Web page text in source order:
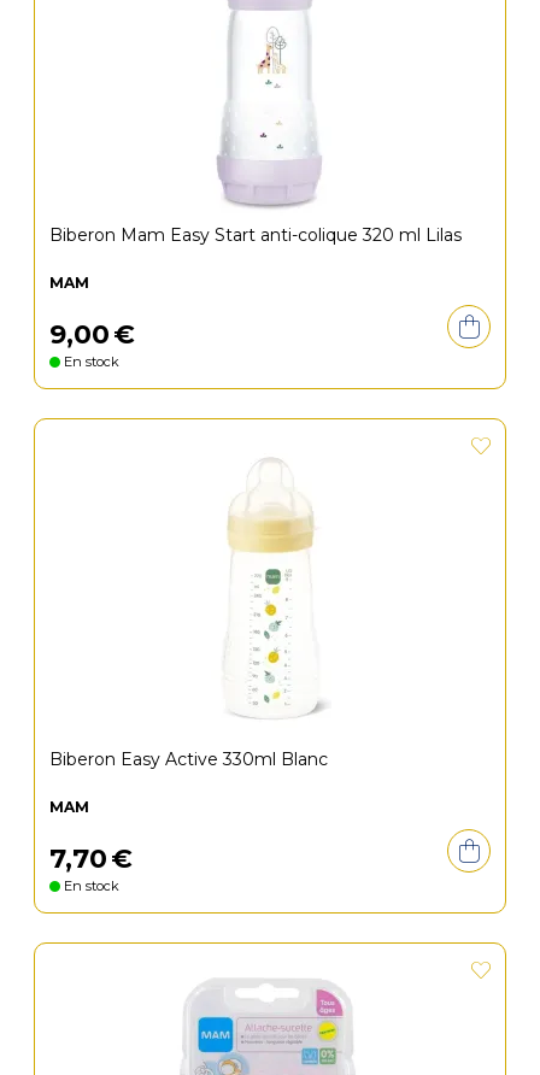
Biberon Mam Easy Start anti-colique 320 ml Lilas
MAM
9,00€
En stock
Biberon Easy Active 330ml Blanc
MAM
7,70€
En stock